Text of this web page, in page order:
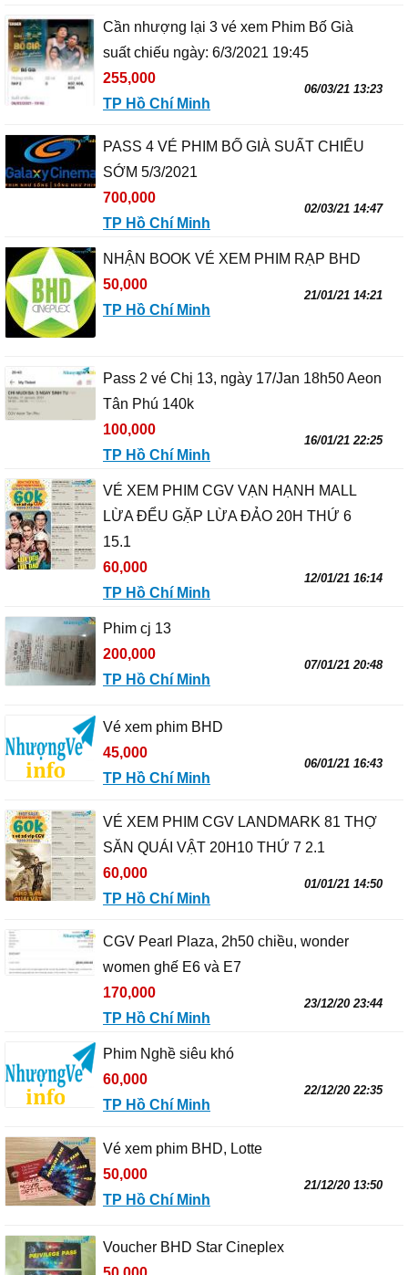
Cần nhượng lại 3 vé xem Phim Bố Già
suất chiếu ngày: 6/3/2021 19:45
255,000
TP Hồ Chí Minh
06/03/21 13:23
PASS 4 VÉ PHIM BỐ GIÀ SUẤT CHIẾU
SỚM 5/3/2021
700,000
TP Hồ Chí Minh
02/03/21 14:47
NHẬN BOOK VÉ XEM PHIM RẠP BHD
50,000
TP Hồ Chí Minh
21/01/21 14:21
Pass 2 vé Chị 13, ngày 17/Jan 18h50 Aeon
Tân Phú 140k
100,000
TP Hồ Chí Minh
16/01/21 22:25
VÉ XEM PHIM CGV VẠN HẠNH MALL
LỪA ĐỂU GẶP LỪA ĐẢO 20H THỨ 6
15.1
60,000
TP Hồ Chí Minh
12/01/21 16:14
Phim cj 13
200,000
TP Hồ Chí Minh
07/01/21 20:48
Vé xem phim BHD
45,000
TP Hồ Chí Minh
06/01/21 16:43
VÉ XEM PHIM CGV LANDMARK 81 THỢ
SĂN QUÁI VẬT 20H10 THỨ 7 2.1
60,000
TP Hồ Chí Minh
01/01/21 14:50
CGV Pearl Plaza, 2h50 chiều, wonder
women ghế E6 và E7
170,000
TP Hồ Chí Minh
23/12/20 23:44
Phim Nghề siêu khó
60,000
TP Hồ Chí Minh
22/12/20 22:35
Vé xem phim BHD, Lotte
50,000
TP Hồ Chí Minh
21/12/20 13:50
Voucher BHD Star Cineplex